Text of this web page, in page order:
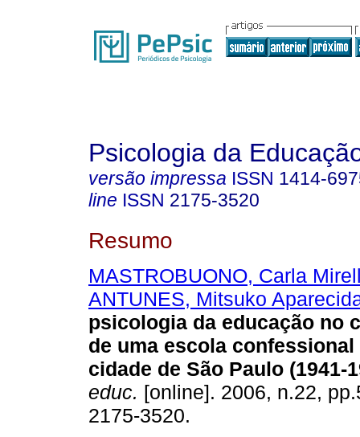
Psicologia da
versão impressa ISSN 1414-
line ISSN 2175-3520
Resumo
MASTROBUONO, Carla
ANTUNES, Mitsuko
psicologia da educação no
de uma escola
cidade de São Paulo (1941-
educ. [online]. 2006, n.22,
2175-3520.